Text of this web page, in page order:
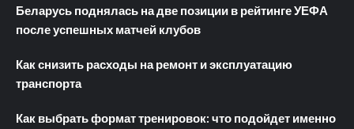
Беларусь поднялась на две позиции в рейтинге УЕФА
после успешных матчей клубов
Как снизить расходы на ремонт и эксплуатацию
транспорта
Как выбрать формат тренировок: что подойдет именно